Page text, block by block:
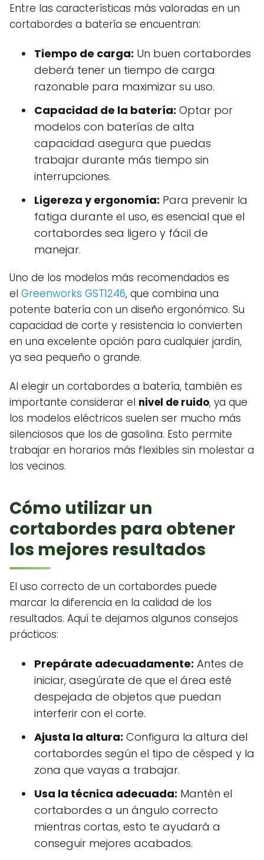
Entre las características más valoradas en un
cortabordes a batería se encuentran:
Tiempo de carga: Un buen cortabordes
deberá tener un tiempo de carga
razonable para maximizar su uso.
Capacidad de la batería: Optar por
modelos con baterías de alta
capacidad asegura que puedas
trabajar durante más tiempo sin
interrupciones.
Ligereza y ergonomía: Para prevenir la
fatiga durante el uso, es esencial que el
cortabordes sea ligero y fácil de
manejar.
Uno de los modelos más recomendados es
el Greenworks GST1246, que combina una
potente batería con un diseño ergonómico. Su
capacidad de corte y resistencia lo convierten
en una excelente opción para cualquier jardín,
ya sea pequeño o grande.
Al elegir un cortabordes a batería, también es
importante considerar el nivel de ruido, ya que
los modelos eléctricos suelen ser mucho más
silenciosos que los de gasolina. Esto permite
trabajar en horarios más flexibles sin molestar a
los vecinos.
Cómo utilizar un
cortabordes para obtener
los mejores resultados
El uso correcto de un cortabordes puede
marcar la diferencia en la calidad de los
resultados. Aquí te dejamos algunos consejos
prácticos:
Prepárate adecuadamente: Antes de
iniciar, asegúrate de que el área esté
despejada de objetos que puedan
interferir con el corte.
Ajusta la altura: Configura la altura del
cortabordes según el tipo de césped y la
zona que vayas a trabajar.
Usa la técnica adecuada: Mantén el
cortabordes a un ángulo correcto
mientras cortas, esto te ayudará a
conseguir mejores acabados.